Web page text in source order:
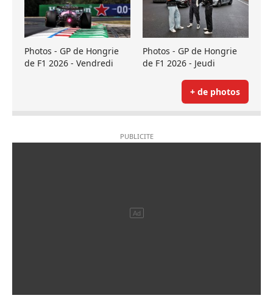
Photos - GP de Hongrie
de F1 2026 - Vendredi
Photos - GP de Hongrie
de F1 2026 - Jeudi
+ de photos